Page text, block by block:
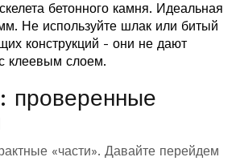
бетонного камня. Идеальная
Не используйте шлак или битый
конструкций - они не дают
клеевым слоем.
проверенные
«части». Давайте перейдем